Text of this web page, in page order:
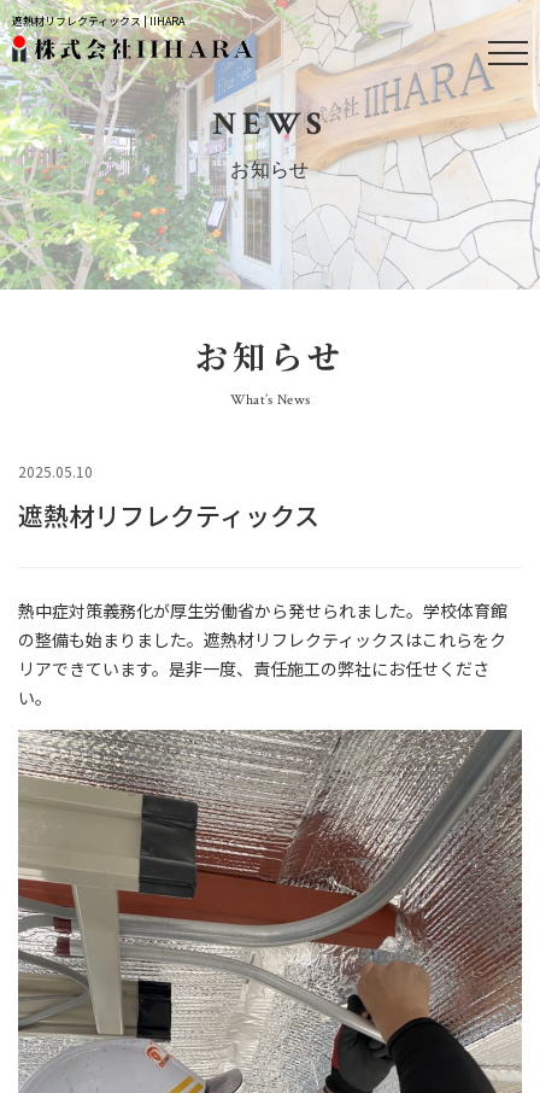
遮熱材リフレクティックス | IIHARA
NEWS
お知らせ
お知らせ
What’s News
2025.05.10
遮熱材リフレクティックス
熱中症対策義務化が厚生労働省から発せられました。学校体育館
の整備も始まりました。遮熱材リフレクティックスはこれらをク
リアできています。是非一度、責任施工の弊社にお任せくださ
い。